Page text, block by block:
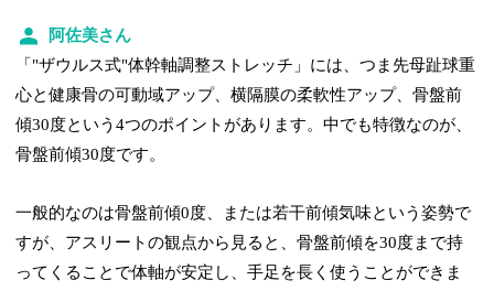
阿佐美さん
「"ザウルス式"体幹軸調整ストレッチ」には、つま先母趾球重
心と健康骨の可動域アップ、横隔膜の柔軟性アップ、骨盤前
傾30度という4つのポイントがあります。中でも特徴なのが、
骨盤前傾30度です。
一般的なのは骨盤前傾0度、または若干前傾気味という姿勢で
すが、アスリートの観点から見ると、骨盤前傾を30度まで持
ってくることで体軸が安定し、手足を長く使うことができま